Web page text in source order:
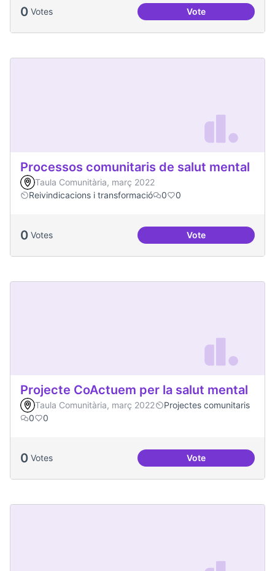
0 Votes VotePortes Obertes
Processos comunitaris de salut mental
Taula Comunitària, març 2022
Reivindicacions i transformació
0 0
0 Votes VoteProcessos
Projecte CoActuem per la salut mental
Taula Comunitària, març 2022
Projectes comunitaris
0
0
0 Votes VoteProjecte